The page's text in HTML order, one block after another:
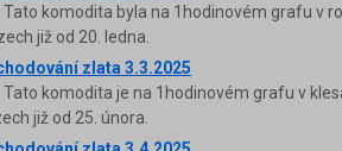
Tato komodita byla na 1hodinovém grafu v
již od 20. ledna.
zlata 3.3.2025
Tato komodita je na 1hodinovém grafu v
již od 25. února.